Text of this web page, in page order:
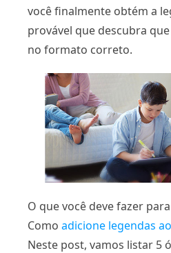
você finalmente obtém a
provável que descubra
no formato correto.
O que você deve fazer
Como adicione legendas
Neste post, vamos listar 5